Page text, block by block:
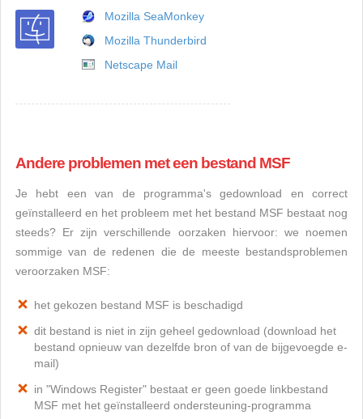
Mozilla SeaMonkey
Mozilla Thunderbird
Netscape Mail
Andere problemen met een bestand MSF
Je hebt een van de programma's gedownload en correct
geïnstalleerd en het probleem met het bestand MSF bestaat nog
steeds? Er zijn verschillende oorzaken hiervoor: we noemen
sommige van de redenen die de meeste bestandsproblemen
veroorzaken MSF:
het gekozen bestand MSF is beschadigd
dit bestand is niet in zijn geheel gedownload (download het
bestand opnieuw van dezelfde bron of van de bijgevoegde e-
mail)
in "Windows Register" bestaat er geen goede linkbestand
MSF met het geïnstalleerd ondersteuning-programma